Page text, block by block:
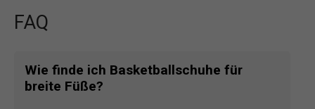
FAQ
Wie finde ich Basketballschuhe für
breite Füße?